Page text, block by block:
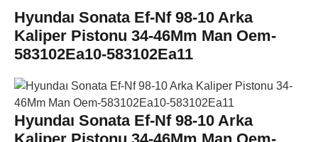
Hyundaı Sonata Ef-Nf 98-10 Arka
Kaliper Pistonu 34-46Mm Man Oem-
583102Ea10-583102Ea11
Hyundaı Sonata Ef-Nf 98-10 Arka